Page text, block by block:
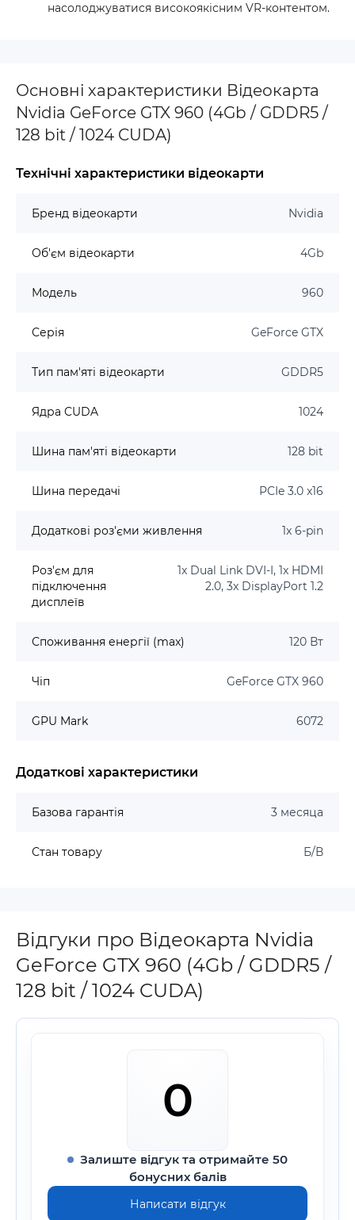
насолоджуватися високоякісним VR-контентом.
Основні характеристики Відеокарта
Nvidia GeForce GTX 960 (4Gb / GDDR5 /
128 bit / 1024 CUDA)
Технічні характеристики відеокарти
Бренд відеокарти Nvidia
Об'єм відеокарти 4Gb
Модель 960
Серія GeForce GTX
Тип пам'яті відеокарти GDDR5
Ядра CUDA 1024
Шина пам'яті відеокарти 128 bit
Шина передачі PCIe 3.0 x16
Додаткові роз'єми живлення 1x 6-pin
Роз'єм для
підключення
дисплеїв
1x Dual Link DVI-I, 1x HDMI
2.0, 3x DisplayPort 1.2
Споживання енергії (max) 120 Вт
Чіп GeForce GTX 960
GPU Mark 6072
Додаткові характеристики
Базова гарантія 3 месяца
Стан товару Б/В
Відгуки про Відеокарта Nvidia
GeForce GTX 960 (4Gb / GDDR5 /
128 bit / 1024 CUDA)
0
Залиште відгук та отримайте 50
бонусних балів
Написати відгук